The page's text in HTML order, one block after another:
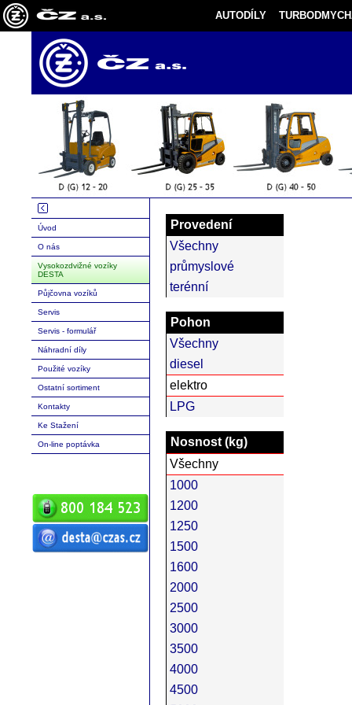
AUTODÍLY
Úvod
O nás
Vysokozdvižné vozíky
DESTA
Půjčovna vozíků
Servis
Servis - formulář
Náhradní díly
Použité vozíky
Ostatní sortiment
Kontakty
Ke Stažení
On-line poptávka
Provedení
Všechny
průmyslové
terénní
Pohon
Všechny
diesel
elektro
LPG
Nosnost (kg)
Všechny
1000
1200
1250
1500
1600
2000
2500
3000
3500
4000
4500